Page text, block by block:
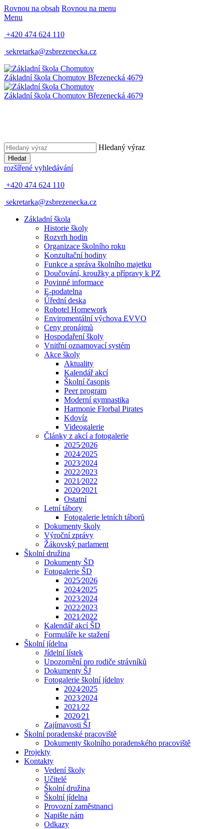
Rovnou na obsah Rovnou na menu
Menu
+420 474 624 110
sekretarka@zsbrezenecka.cz
Základní škola Chomutov Březenecká 4679
Základní škola Chomutov Březenecká 4679
Hledaný výraz
Hledat
rozšířené vyhledávání
+420 474 624 110
sekretarka@zsbrezenecka.cz
Základní škola
Historie školy
Rozvrh hodin
Organizace školního roku
Konzultační hodiny
Funkce a správa školního majetku
Doučování, kroužky a přípravy k PZ
Povinné informace
E-podatelna
Úřední deska
Robotel Homework
Enviromentální výchova EVVO
Ceny pronájmů
Hospodaření školy
Vnitřní oznamovací systém
Akce školy
Aktuality
Kalendář akcí
Školní časopis
Peer program
Moderní gymnastika
Harmonie Florbal Pirates
Kdovíz
Videogalerie
Články z akcí a fotogalerie
2025⁄2026
2024⁄2025
2023⁄2024
2022⁄2023
2021⁄2022
2020⁄2021
Ostatní
Letní tábory
Fotogalerie letních táborů
Dokumenty školy
Výroční zprávy
Žákovský parlament
Školní družina
Dokumenty ŠD
Fotogalerie ŠD
2025⁄2026
2024⁄2025
2023⁄2024
2022⁄2023
2021⁄2022
Kalendář akcí ŠD
Formuláře ke stažení
Školní jídelna
Jídelní lístek
Upozornění pro rodiče strávníků
Dokumenty ŠJ
Fotogalerie školní jídelny
2024⁄2025
2023⁄2024
2021⁄22
2020⁄21
Zajímavosti ŠJ
Školní poradenské pracoviště
Dokumenty školního poradenského pracoviště
Projekty
Kontakty
Vedení školy
Učitelé
Školní družina
Školní jídelna
Provozní zaměstnanci
Napište nám
Odkazy